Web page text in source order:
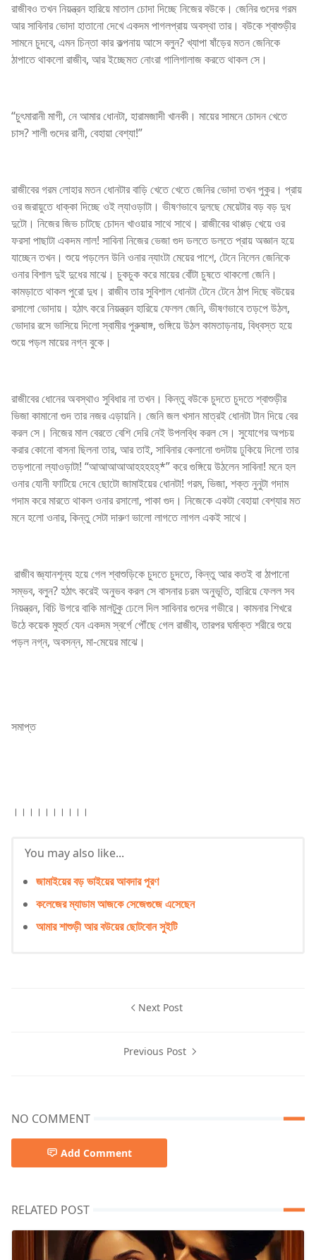
রাজীবও তখন নিয়ন্ত্রন হারিয়ে মাতাল চোদা দিচ্ছে নিজের বউকে। জেনির গুদের গরম
আর সাবিনার ভোদা হাতানো দেখে একদম পাগলপ্রায় অবস্থা তার। বউকে শ্বাশুড়ীর
সামনে চুদবে, এমন চিন্তা কার কল্পনায় আসে বলুন? খ্যাপা ষাঁড়ের মতন জেনিকে
ঠাপাতে থাকলো রাজীব, আর ইচ্ছেমত নোংরা গালিগালাজ করতে থাকল সে।
“চুৎমারানী মাগী, নে আমার ধোনটা, হারামজাদী খানকী। মায়ের সামনে চোদন খেতে
চাস? শালী গুদের রানী, বেহায়া বেশ্যা!”
রাজীবের গরম লোহার মতন ধোনটার বাড়ি খেতে খেতে জেনির ভোদা তখন পুকুর। প্রায়
ওর জরায়ুতে ধাক্কা দিচ্ছে ওই ল্যাওড়াটা। ভীষণভাবে দুলছে মেয়েটার বড় বড় দুধ
দুটো। নিজের জিভ চাটছে চোদন খাওয়ার সাথে সাথে। রাজীবের থাপ্পড় খেয়ে ওর
ফরসা পাছাটা একদম লাল! সাবিনা নিজের ভেজা গুদ ডলতে ডলতে প্রায় অজ্ঞান হয়ে
যাচ্ছেন তখন। শুয়ে পড়লেন উনি ওনার ন্যাংটা মেয়ের পাশে, টেনে নিলেন জেনিকে
ওনার বিশাল দুই দুধের মাঝে। চুকচুক করে মায়ের বোঁটা চুষতে থাকলো জেনি।
কামড়াতে থাকল পুরো দুধ। রাজীব তার সুবিশাল ধোনটা টেনে টেনে ঠাপ দিছে বউয়ের
রসালো ভোদায়। হঠাৎ করে নিয়ন্ত্রন হারিয়ে ফেলল জেনি, ভীষণভাবে তড়পে উঠল,
ভোদার রসে ভাসিয়ে দিলো স্বামীর পুরুষাঙ্গ, গুঙ্গিয়ে উঠল কামতাড়নায়, বিধ্বস্ত হয়ে
শুয়ে পড়ল মায়ের নগ্ন বুকে।
রাজীবের ধোনের অবস্থাও সুবিধার না তখন। কিন্তু বউকে চুদতে চুদতে শ্বাশুড়ীর
ভিজা কামানো গুদ তার নজর এড়ায়নি। জেনি জল খসান মাত্রই ধোনটা টান দিয়ে বের
করল সে। নিজের মাল বেরতে বেশি দেরি নেই উপলব্ধি করল সে। সুযোগের অপচয়
করার কোনো বাসনা ছিলনা তার, আর তাই, সাবিনার কেলানো গুদটায় ঢুকিয়ে দিলো তার
তড়পানো ল্যাওড়াটা! “আআআআআহহহহহ্*” করে গুঙ্গিয়ে উঠলেন সাবিনা! মনে হল
ওনার যোনী ফাটিয়ে দেবে ছোটো জামাইয়ের ধোনটা! গরম, ভিজা, শক্ত নুনুটা গদাম
গদাম করে মারতে থাকল ওনার রসালো, পাকা গুদ। নিজেকে একটা বেহায়া বেশ্যার মত
মনে হলো ওনার, কিন্তু সেটা দারুণ ভালো লাগতে লাগল একই সাথে।
রাজীব জ্ঞ্যানশূন্য হয়ে গেল শ্বাশুড়িকে চুদতে চুদতে, কিন্তু আর কতই বা ঠাপানো
সম্ভব, বলুন? হঠাৎ করেই অনুভব করল সে বাসনার চরম অনুভূতি, হারিয়ে ফেলল সব
নিয়ন্ত্রন, বিচি উগরে বাকি মালটুকু ঢেলে দিল সাবিনার গুদের গভীরে। কামনার শিখরে
উঠে কয়েক মুহুর্ত যেন একদম স্বর্গে পৌঁছে গেল রাজীব, তারপর ঘর্মাক্ত শরীরে শুয়ে
পড়ল নগ্ন, অবসন্ন, মা-মেয়ের মাঝে।
সমাপ্ত
।।।।।।।।।।
You may also like...
জামাইয়ের বড় ভাইয়ের আবদার পূরণ
কলেজের ম্যাডাম আজকে সেজেগুজে এসেছেন
আমার শাশুড়ী আর বউয়ের ছোটবোন সুইটি
Next Post
Previous Post
NO COMMENT
Add Comment
RELATED POST